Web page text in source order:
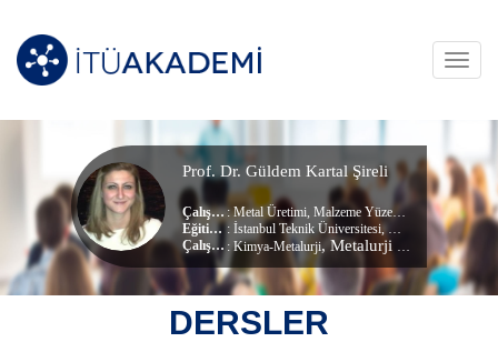
Prof. Dr. Güldem Kartal Şireli
Çalışma Alanları:Metal Üretimi, Malzeme Yüzey İşlemleri ,
Eğitim Durumu
: İstanbul Teknik Üniversitesi, Malzeme Bilimi Ve Mühendisliği (dr) (Doktora)
Çalıştığı Birim :Kimya-Metalurji, Metalurji ve Malzeme Mühendisliği Bölümü
DERSLER